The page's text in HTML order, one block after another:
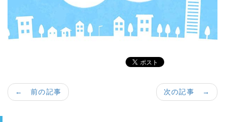
次の記事 →
← 前の記事